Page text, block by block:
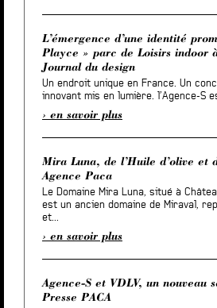
L’émergence d’une identité
Playce » parc de Loisirs indoor
Journal du design
Un endroit unique en France. Un
innovant mis en lumière. l’Agence-S
en savoir plus
Mira Luna, de l’Huile d’olive et
Agence Paca
Le Domaine Mira Luna, situé à
est un ancien domaine de Miraval,
et...
en savoir plus
Agence-S et VDLV, un nouveau
Presse PACA